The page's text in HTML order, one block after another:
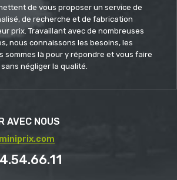
de vous proposer un service de
de recherche et de fabrication
prix. Travaillant avec de nombreuses
nous connaissons les besoins, les
sommes là pour y répondre et vous faire
négliger la qualité.
AVEC NOUS